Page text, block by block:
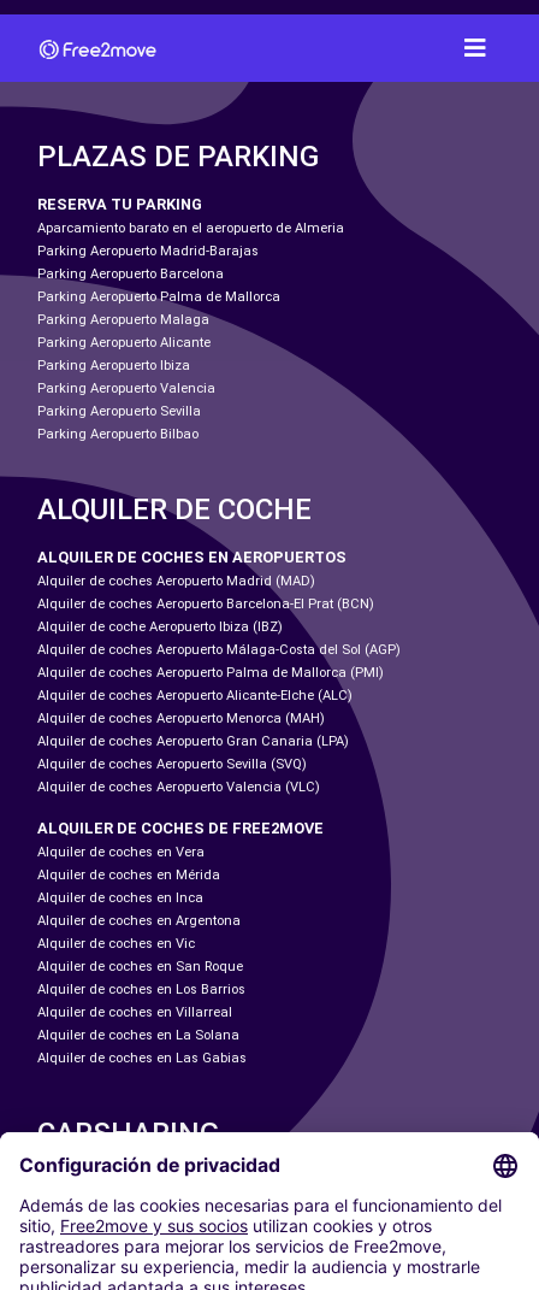
PLAZAS DE PARKING
RESERVA TU PARKING
Aparcamiento barato en el aeropuerto de Almeria
Parking Aeropuerto Madrid-Barajas
Parking Aeropuerto Barcelona
Parking Aeropuerto Palma de Mallorca
Parking Aeropuerto Malaga
Parking Aeropuerto Alicante
Parking Aeropuerto Ibiza
Parking Aeropuerto Valencia
Parking Aeropuerto Sevilla
Parking Aeropuerto Bilbao
ALQUILER DE COCHE
ALQUILER DE COCHES EN AEROPUERTOS
Alquiler de coches Aeropuerto Madrid (MAD)
Alquiler de coches Aeropuerto Barcelona-El Prat (BCN)
Alquiler de coche Aeropuerto Ibiza (IBZ)
Alquiler de coches Aeropuerto Málaga-Costa del Sol (AGP)
Alquiler de coches Aeropuerto Palma de Mallorca (PMI)
Alquiler de coches Aeropuerto Alicante-Elche (ALC)
Alquiler de coches Aeropuerto Menorca (MAH)
Alquiler de coches Aeropuerto Gran Canaria (LPA)
Alquiler de coches Aeropuerto Sevilla (SVQ)
Alquiler de coches Aeropuerto Valencia (VLC)
ALQUILER DE COCHES DE FREE2MOVE
Alquiler de coches en Vera
Alquiler de coches en Mérida
Alquiler de coches en Inca
Alquiler de coches en Argentona
Alquiler de coches en Vic
Alquiler de coches en San Roque
Alquiler de coches en Los Barrios
Alquiler de coches en Villarreal
Alquiler de coches en La Solana
Alquiler de coches en Las Gabias
CARSHARING
NUESTRAS CIUDADES
Paris
Madrid
Washington DC
Milán